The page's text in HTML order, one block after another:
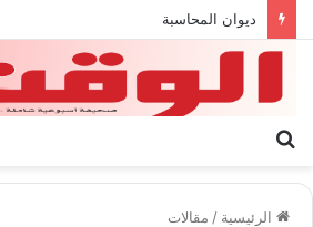
بيان الإتحاد الوطنى العام لعمال ليبيا
الرئيسية / مقالات